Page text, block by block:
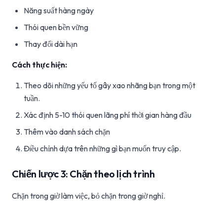
Năng suất hàng ngày
Thói quen bền vững
Thay đổi dài hạn
Cách thực hiện:
Theo dõi những yếu tố gây xao nhãng bạn trong một
tuần.
Xác định 5-10 thói quen lãng phí thời gian hàng đầu
Thêm vào danh sách chặn
Điều chỉnh dựa trên những gì bạn muốn truy cập.
Chiến lược 3: Chặn theo lịch trình
Chặn trong giờ làm việc, bỏ chặn trong giờ nghỉ.